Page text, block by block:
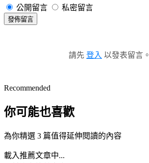
公開留言 私密留言
發佈留言
請先 登入 以發表留言。
Recommended
你可能也喜歡
為你精選 3 篇值得延伸閱讀的內容
載入推薦文章中...